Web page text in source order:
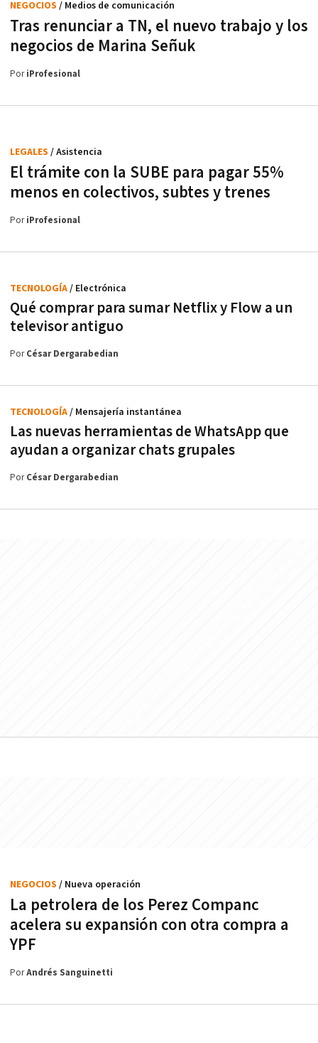
Tras renunciar a TN, el nuevo trabajo y los
negocios de Marina Señuk
NEGOCIOS / Medios de comunicación
PoriProfesional
El trámite con la SUBE para pagar 55%
menos en colectivos, subtes y trenes
LEGALES / Asistencia
PoriProfesional
Qué comprar para sumar Netflix y Flow a un
televisor antiguo
TECNOLOGÍA/ Electrónica
PorCésar Dergarabedian
Las nuevas herramientas de WhatsApp que
ayudan a organizar chats grupales
TECNOLOGÍA/ Mensajería instantánea
PorCésar Dergarabedian
La petrolera de los Perez Companc
acelera su expansión con otra compra a
YPF
NEGOCIOS / Nueva operación
PorAndrés Sanguinetti